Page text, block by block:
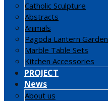
Catholic Sculpture
Abstracts
Animals
Pagoda Lantern Garden
Marble Table Sets
Kitchen Accessories
PROJECT
News
About us